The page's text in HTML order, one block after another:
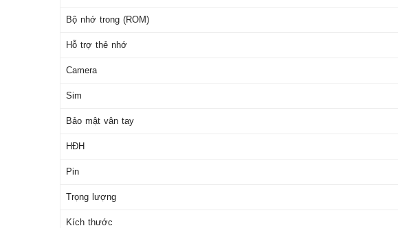
Bộ nhớ trong (ROM)
Hỗ trợ thẻ nhớ
Camera
Sim
Bảo mật vân tay
HĐH
Pin
Trọng lượng
Kích thước